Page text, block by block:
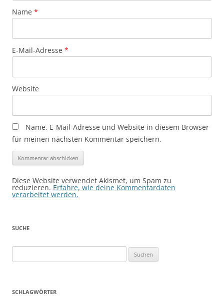
Name *
E-Mail-Adresse *
Website
Name, E-Mail-Adresse und Website in diesem Browser
für meinen nächsten Kommentar speichern.
Diese Website verwendet Akismet, um Spam zu
reduzieren. Erfahre, wie deine Kommentardaten
verarbeitet werden.
SUCHE
nach:
SCHLAGWÖRTER